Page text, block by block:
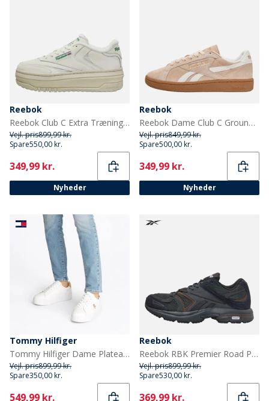
Reebok
Reebok Club C Extra Træningssko Chalk/Chalk/Glen Green
Vejl. pris899,99 kr.
Spare550,00 kr.
Current
349,99 kr.
Nyheder
Reebok
Reebok Dame Club C Grounds UK Træningssko Washed Clay/Chalk/Gum
Vejl. pris849,99 kr.
Spare500,00 kr.
Current
349,99 kr.
Nyheder
Tommy Hilfiger
Tommy Hilfiger Dame Plateau Court Sneakers Hvid
Vejl. pris899,99 kr.
Spare350,00 kr.
Current
549,99 kr.
Reebok
Reebok RBK Premier Road Plus VI Træningssko Grå/Grå/Sort
Vejl. pris899,99 kr.
Spare530,00 kr.
Current
369,99 kr.